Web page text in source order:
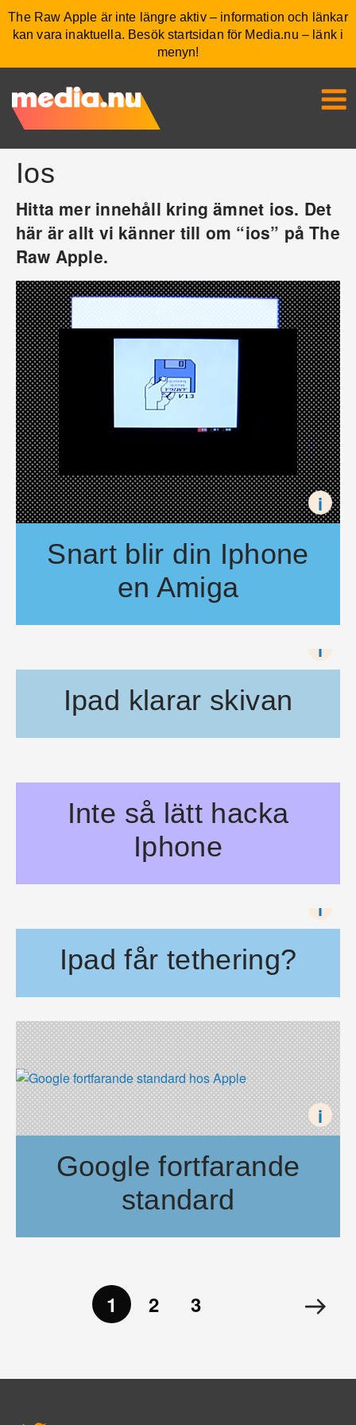
The Raw Apple är inte längre aktiv – information och länkar
kan vara inaktuella. Besök startsidan för Media.nu – länk i
menyn!
Ios
Hitta mer innehåll kring ämnet ios. Det
här är allt vi känner till om “ios” på The
Raw Apple.
i
Snart blir din Iphone
en Amiga
Snart kan det bli möjligt att spela gamla Amiga-spel på
Ipad klarar skivan
Nu kan du sköta musiken på festen med en Ipad. Den nya
i
Inte så lätt hacka
Iphone
Det är lätt att hacka smartphones, rapporterade SVT ikväll.
Ipad får tethering?
En svensk Ipad-användare har upptäckt att tethering kan
i
i
Google fortfarande
standard
Google kommer att fortsätta vara standardsökmotor i Mac
1 2 3